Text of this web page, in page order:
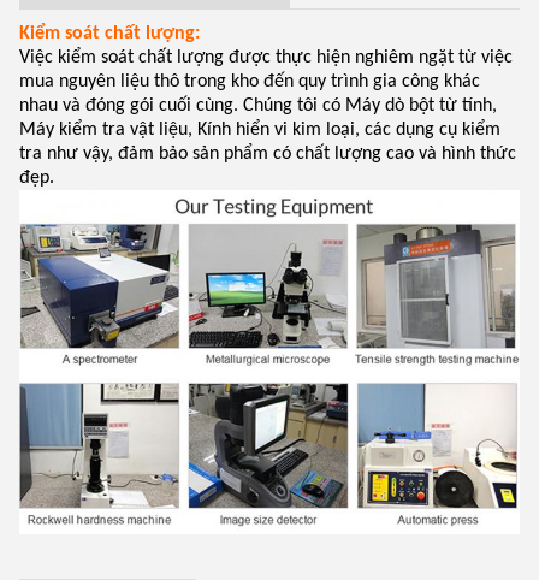
Kiểm soát chất lượng:
Việc kiểm soát chất lượng được thực hiện nghiêm ngặt từ việc
mua nguyên liệu thô trong kho đến quy trình gia công khác
nhau và đóng gói cuối cùng. Chúng tôi có Máy dò bột từ tính,
Máy kiểm tra vật liệu, Kính hiển vi kim loại, các dụng cụ kiểm
tra như vậy, đảm bảo sản phẩm có chất lượng cao và hình thức
đẹp.